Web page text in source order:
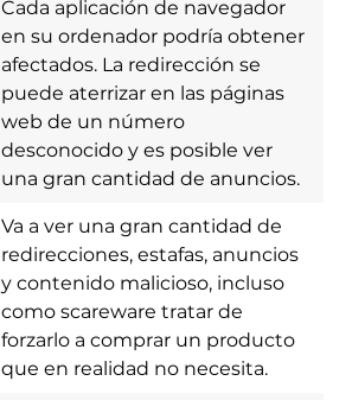
Cada aplicación de navegador
en su ordenador podría obtener
afectados. La redirección se
puede aterrizar en las páginas
web de un número
desconocido y es posible ver
una gran cantidad de anuncios.
Va a ver una gran cantidad de
redirecciones, estafas, anuncios
y contenido malicioso, incluso
como scareware tratar de
forzarlo a comprar un producto
que en realidad no necesita.
Download
Spy Hunter